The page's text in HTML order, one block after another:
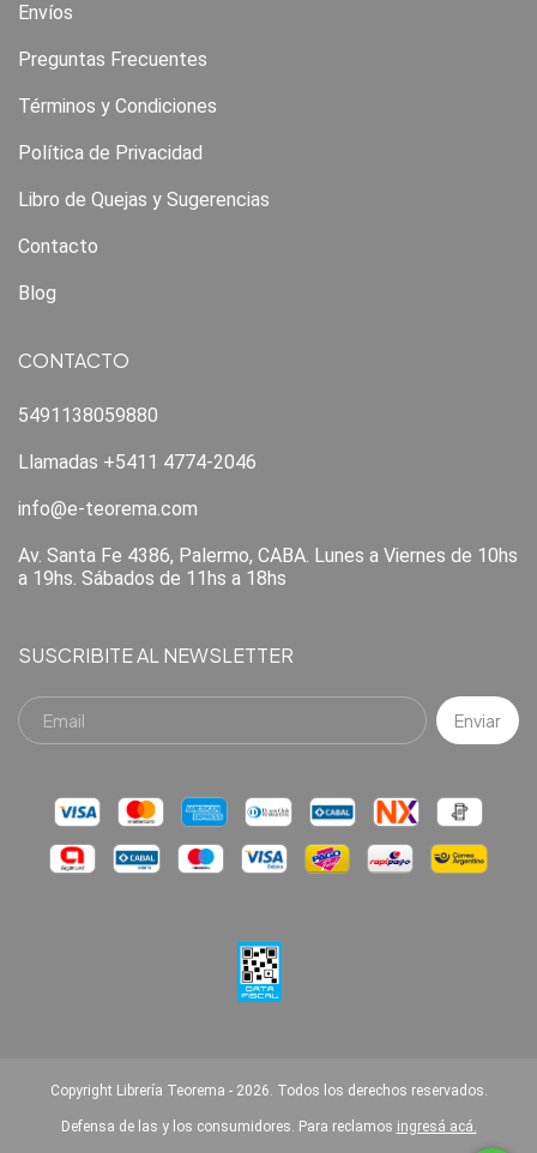
Envíos
Preguntas Frecuentes
Términos y Condiciones
Política de Privacidad
Libro de Quejas y Sugerencias
Contacto
Blog
CONTACTO
5491138059880
Llamadas +5411 4774-2046
info@e-teorema.com
Av. Santa Fe 4386, Palermo, CABA. Lunes a Viernes de 10hs
a 19hs. Sábados de 11hs a 18hs
SUSCRIBITE AL NEWSLETTER
Copyright Librería Teorema - 2026. Todos los derechos reservados.
Defensa de las y los consumidores. Para reclamos ingresá acá.